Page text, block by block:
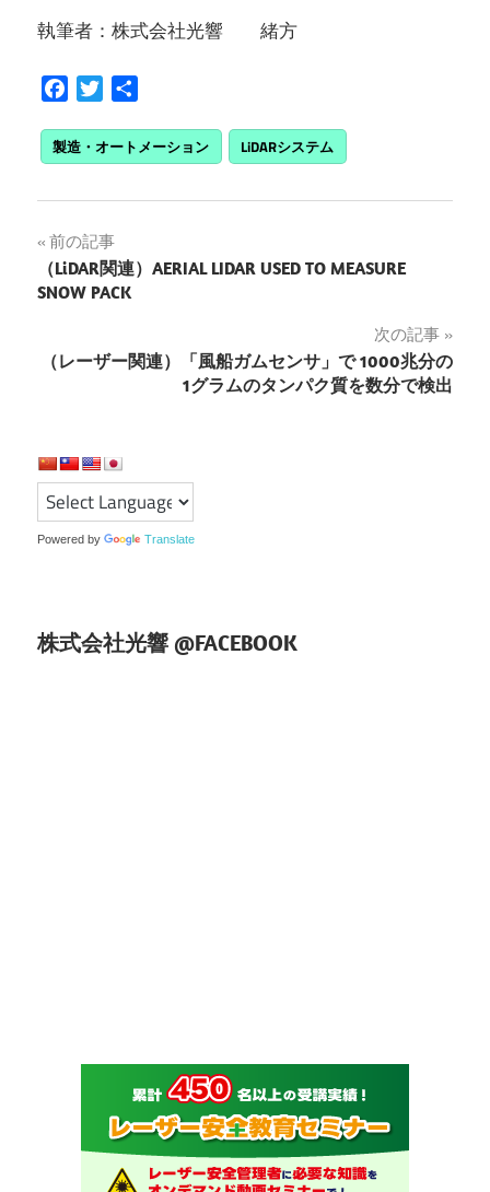
執筆者：株式会社光響 緒方
FacebookTwitter
製造・オートメーション LiDARシステム
投
稿
ビ
ー
シ
ョ
前の記事
（LiDAR関連）AERIAL LIDAR USED TO MEASURE
SNOW PACK
次の記事
（レーザー関連）「風船ガムセンサ」で 1000兆分の
1グラムのタンパク質を数分で検出
Powered by Translate
株式会社光響 @FACEBOOK